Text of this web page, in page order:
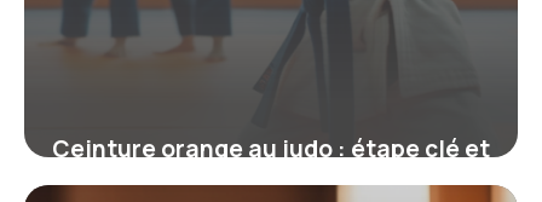
Ceinture orange au judo : étape clé et
exigences pour progresser